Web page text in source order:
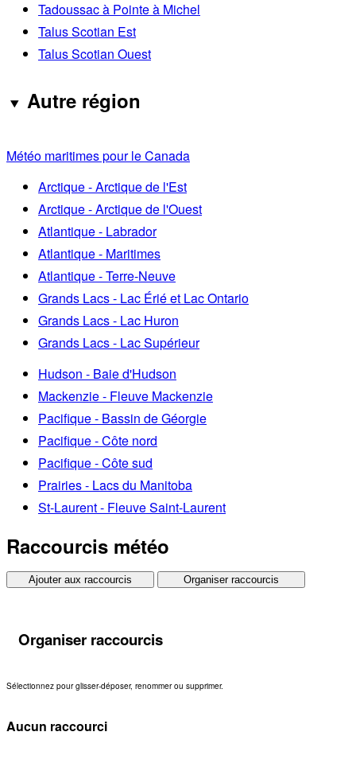
Tadoussac à Pointe à Michel
Talus Scotian Est
Talus Scotian Ouest
Autre région
Météo maritimes pour le Canada
Arctique - Arctique de l'Est
Arctique - Arctique de l'Ouest
Atlantique - Labrador
Atlantique - Maritimes
Atlantique - Terre-Neuve
Grands Lacs - Lac Érié et Lac Ontario
Grands Lacs - Lac Huron
Grands Lacs - Lac Supérieur
Hudson - Baie d'Hudson
Mackenzie - Fleuve Mackenzie
Pacifique - Bassin de Géorgie
Pacifique - Côte nord
Pacifique - Côte sud
Prairies - Lacs du Manitoba
St-Laurent - Fleuve Saint-Laurent
Raccourcis météo
Ajouter aux raccourcis Organiser raccourcis
Organiser raccourcis
Sélectionnez pour glisser-déposer, renommer ou supprimer.
Aucun raccourci